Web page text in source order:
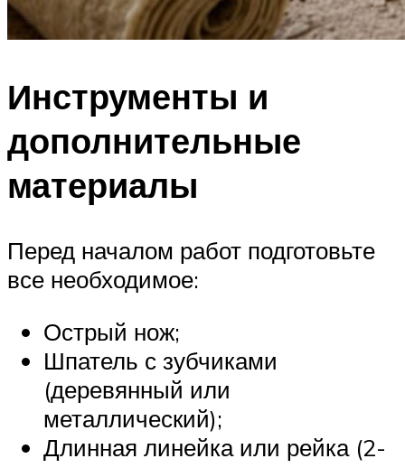
Инструменты и
дополнительные
материалы
Перед началом работ подготовьте
все необходимое:
Острый нож;
Шпатель с зубчиками
(деревянный или
металлический);
Длинная линейка или рейка (2-